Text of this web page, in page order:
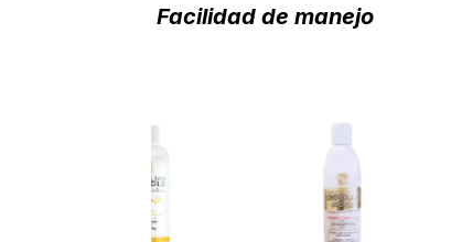
Facilidad de manejo